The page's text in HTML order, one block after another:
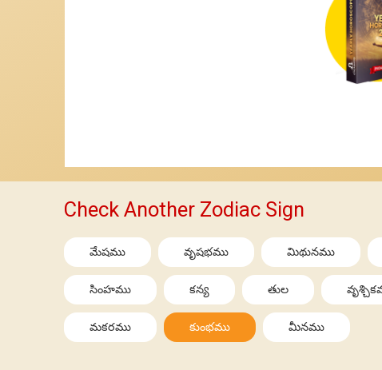
Check Another Zodiac Sign
మేషము వృషభము మిథునము
సింహము కన్య తుల
మకరము కుంభము మీనము